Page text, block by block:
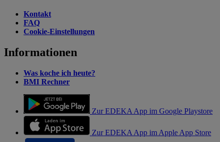
Kontakt
FAQ
Cookie-Einstellungen
Informationen
Was koche ich heute?
BMI Rechner
Zur EDEKA App im Google Playstore
Zur EDEKA App im Apple App Store